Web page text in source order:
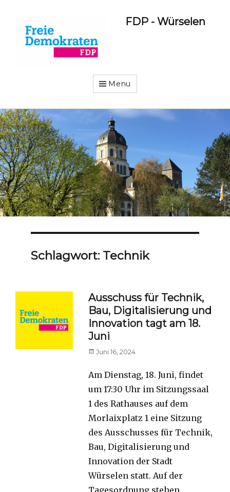
FDP - Würselen
Menu
Schlagwort: Technik
Ausschuss für Technik,
Bau, Digitalisierung und
Innovation tagt am 18.
Juni
Posted
Juni 16, 2024
Am Dienstag, 18. Juni, findet
um 17:30 Uhr im Sitzungssaal
1 des Rathauses auf dem
Morlaixplatz 1 eine Sitzung
des Ausschusses für Technik,
Bau, Digitalisierung und
Innovation der Stadt
Würselen statt. Auf der